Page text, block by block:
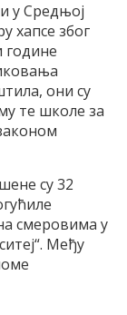
у Средњој
хапсе због
године
они су
те школе за
су 32
смеровима у
Међу